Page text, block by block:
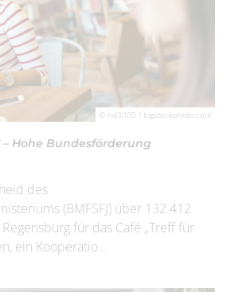
© nd3000 / bigstockphoto.com
– Hohe Bundesförderung
des
(BMFSFJ) über 132.412
für das Café „Treff für
ein Kooperatio...